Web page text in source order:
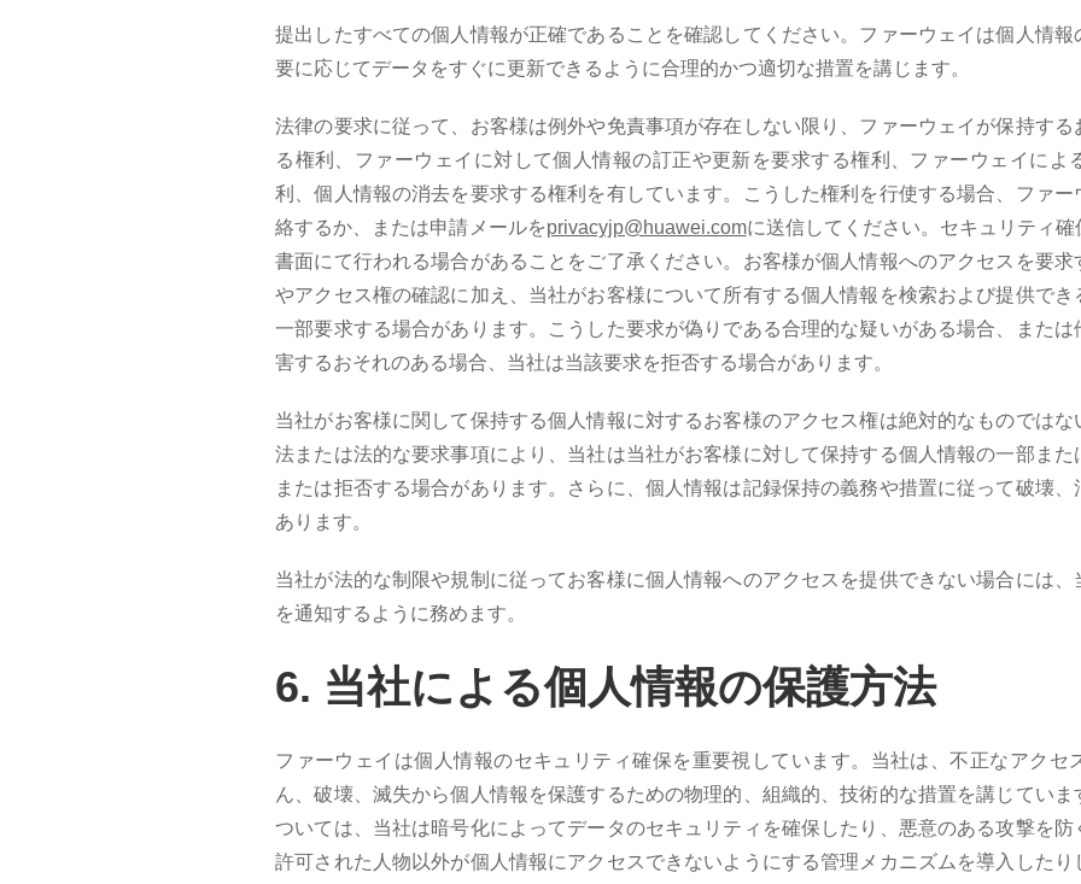
提出したすべての個人情報が正確であることを確認してください。ファーウェイは個人情
要に応じてデータをすぐに更新できるように合理的かつ適切な措置を講じます。
法律の要求に従って、お客様は例外や免責事項が存在しない限り、ファーウェイが保持す
る権利、ファーウェイに対して個人情報の訂正や更新を要求する権利、ファーウェイによ
利、個人情報の消去を要求する権利を有しています。こうした権利を行使する場合、ファ
絡するか、または申請メールをprivacyjp@huawei.comに送信してください。セキュリティ
書面にて行われる場合があることをご了承ください。お客様が個人情報へのアクセスを要
やアクセス権の確認に加え、当社がお客様について所有する個人情報を検索および提供で
一部要求する場合があります。こうした要求が偽りである合理的な疑いがある場合、また
害するおそれのある場合、当社は当該要求を拒否する場合があります。
当社がお客様に関して保持する個人情報に対するお客様のアクセス権は絶対的なものでは
法または法的な要求事項により、当社は当社がお客様に対して保持する個人情報の一部ま
または拒否する場合があります。さらに、個人情報は記録保持の義務や措置に従って破壊
あります。
当社が法的な制限や規制に従ってお客様に個人情報へのアクセスを提供できない場合には
を通知するように務めます。
6. 当社による個人情報の保護方法
ファーウェイは個人情報のセキュリティ確保を重要視しています。当社は、不正なアクセ
ん、破壊、滅失から個人情報を保護するための物理的、組織的、技術的な措置を講じてい
ついては、当社は暗号化によってデータのセキュリティを確保したり、悪意のある攻撃を
許可された人物以外が個人情報にアクセスできないようにする管理メカニズムを導入した